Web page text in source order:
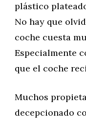
plástico
No hay que
coche cuesta
Especialmente
que el coche
Muchos
decepcionado